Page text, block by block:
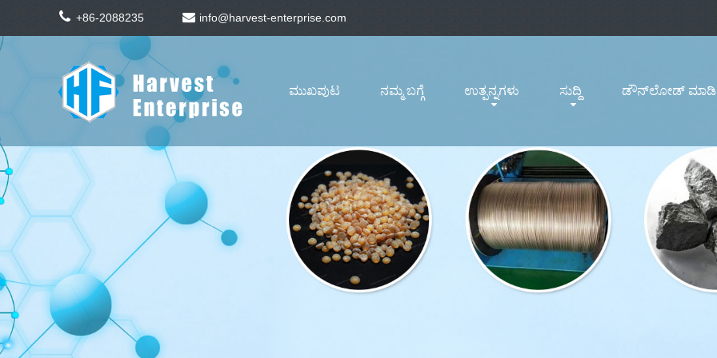
+86-2088235 info@harvest-enterprise.com
ಮುಖಪುಟ ನಮ್ಮ ಬಗ್ಗೆ ಉತ್ಪನ್ನಗಳು ಸುದ್ದಿ ಡೌನ್‌ಲೋಡ್ ಮಾಡಿ